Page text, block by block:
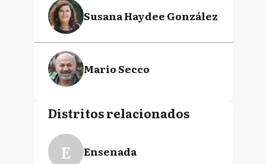
Susana Haydee González
Mario Secco
Distritos relacionados
E Ensenada